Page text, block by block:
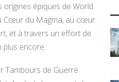
épiques de World
Cœur du Magma, au cœur
et à travers un effort de
plus encore.
Tambours de Guerre